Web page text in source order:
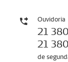
Ouvidoria
21
21
de